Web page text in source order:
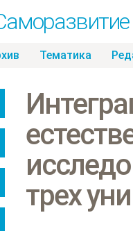
Тематика
трех